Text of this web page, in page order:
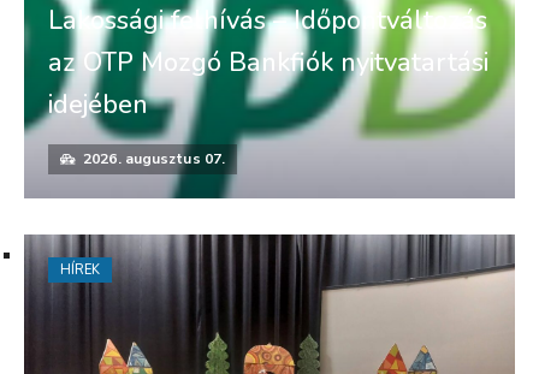
Lakossági felhívás – Időpontváltozás
az OTP Mozgó Bankfiók nyitvatartási
idejében
2026. augusztus 07.
HÍREK